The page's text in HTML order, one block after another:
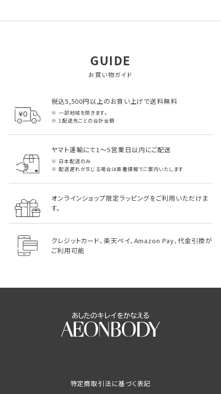
GUIDE
お買い物ガイド
税込5,500円以上のお買い上げで送料無料
一部地域を除きます。
1配送先ごとの合計金額
ヤマト運輸にて1～5営業日以内にご配送
日本配送のみ
配送遅れが生じる場合は新着情報でご案内いたします
オンラインショップ限定ラッピングをご利用いただけま
す。
クレジットカード、楽天ペイ、Amazon Pay、代金引換が
ご利用可能
特定商取引法に基づく表記